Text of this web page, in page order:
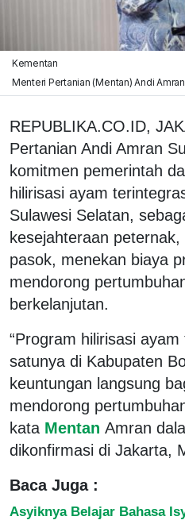
Kementan
Menteri Pertanian (Mentan) Andi
REPUBLIKA.CO.ID,
Pertanian Andi Amran
komitmen pemerintah
hilirisasi ayam
Sulawesi Selatan,
kesejahteraan
pasok, menekan biaya
mendorong
berkelanjutan.
“Program hilirisasi
satunya di Kabupaten
keuntungan langsung
mendorong
kata Mentan Amran
dikonfirmasi di Jakarta,
Baca Juga :
Asyiknya Belajar Bahasa